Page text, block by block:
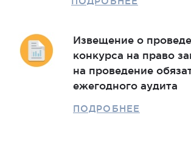
Извещение о
конкурса на право
на проведение
ежегодного аудита
ПОДРОБНЕЕ